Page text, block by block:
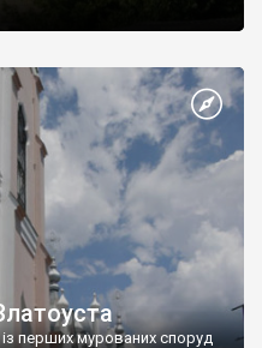
перших мурованих споруд